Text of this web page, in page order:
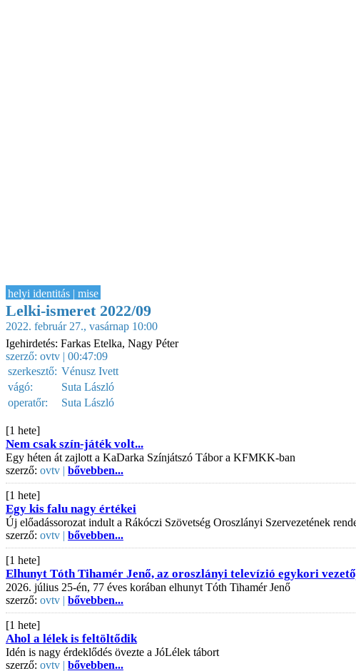
helyi identitás | mise
Lelki-ismeret 2022/09
2022. február 27., vasárnap 10:00
Igehirdetés: Farkas Etelka, Nagy Péter
szerző: ovtv | 00:47:09
szerkesztő: Vénusz Ivett
vágó:
Suta László
operatőr:
Suta László
[1 hete]
Nem csak szín-játék volt...
Egy héten át zajlott a KaDarka Színjátszó Tábor a KFMKK-ban
szerző: ovtv | bővebben...
[1 hete]
Egy kis falu nagy értékei
Új előadássorozat indult a Rákóczi Szövetség Oroszlányi Szervezetének
szerző: ovtv | bővebben...
[1 hete]
Elhunyt Tóth Tihamér Jenő, az oroszlányi televízió egykori
2026. július 25-én, 77 éves korában elhunyt Tóth Tihamér Jenő
szerző: ovtv | bővebben...
[1 hete]
Ahol a lélek is feltöltődik
Idén is nagy érdeklődés övezte a JóLélek tábort
szerző: ovtv | bővebben...